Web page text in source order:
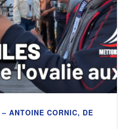
ANTOINE CORNIC, DE